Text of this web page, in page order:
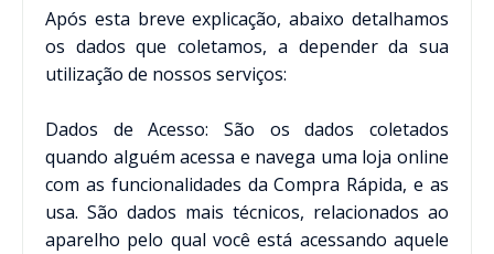
Após esta breve explicação, abaixo detalhamos
os dados que coletamos, a depender da sua
utilização de nossos serviços:
Dados de Acesso: São os dados coletados
quando alguém acessa e navega uma loja online
com as funcionalidades da Compra Rápida, e as
usa. São dados mais técnicos, relacionados ao
aparelho pelo qual você está acessando aquele